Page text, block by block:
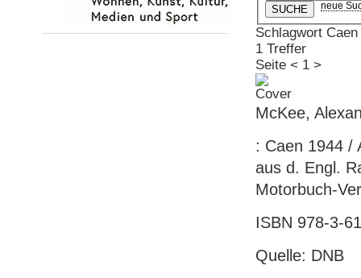
neue
Schlagwort Caen
1 Treffer
Seite < 1 >
McKee,
: Caen 1944 /
aus d. Engl.
Motorbuch-
ISBN 978-3-
Quelle: DNB